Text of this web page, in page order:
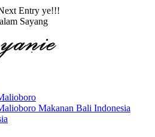
Entry ye!!!
Sayang
Makanan Bali Indonesia